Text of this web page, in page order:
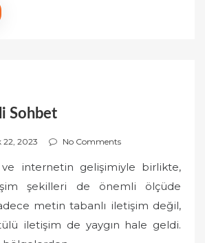
Sohbet
22, 2023 No Comments
ve internetin gelişimiyle birlikte,
şekilleri de önemli ölçüde
metin tabanlı iletişim değil,
iletişim de yaygın hale geldi.